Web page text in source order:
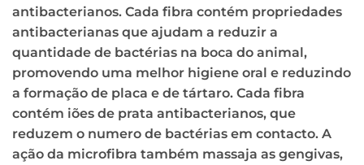
antibacterianos. Cada fibra contém propriedades
antibacterianas que ajudam a reduzir a
quantidade de bactérias na boca do animal,
promovendo uma melhor higiene oral e reduzindo
a formação de placa e de tártaro. Cada fibra
contém iões de prata antibacterianos, que
reduzem o numero de bactérias em contacto. A
ação da microfibra também massaja as gengivas,